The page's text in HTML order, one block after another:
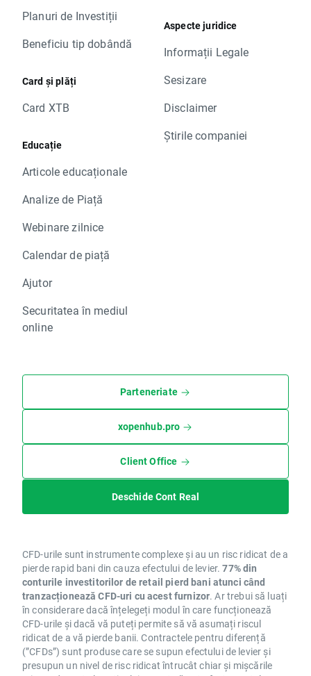
Planuri de Investiții
Beneficiu tip dobândă
Card și plăți
Card XTB
Educație
Articole educaționale
Analize de Piață
Webinare zilnice
Calendar de piață
Ajutor
Securitatea în mediul
online
Aspecte juridice
Informații Legale
Sesizare
Disclaimer
Știrile companiei
Parteneriate
xopenhub.pro
Client Office
Deschide Cont Real
CFD-urile sunt instrumente complexe și au un risc ridicat de a
pierde rapid bani din cauza efectului de levier.77% din
conturile investitorilor de retail pierd bani atunci când
tranzacționează CFD-uri cu acest furnizor. Ar trebui să luați
în considerare dacă înțelegeți modul în care funcționează
CFD-urile și dacă vă puteți permite să vă asumați riscul
ridicat de a vă pierde banii. Contractele pentru diferență
(”CFDs”) sunt produse care se supun efectului de levier și
presupun un nivel de risc ridicat întrucât chiar și mișcările